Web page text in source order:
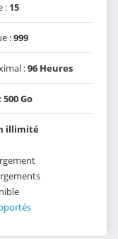
: 15
:999
:96 Heures
500 Go
illimité